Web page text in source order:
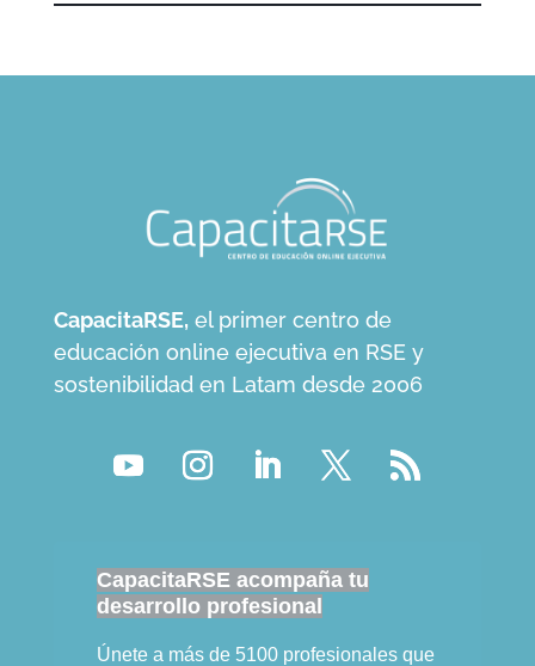
CapacitaRSE, el primer centro de
educación online ejecutiva en RSE y
sostenibilidad en Latam desde 2006
CapacitaRSE acompaña tu
desarrollo profesional
Únete a más de 5100 profesionales que